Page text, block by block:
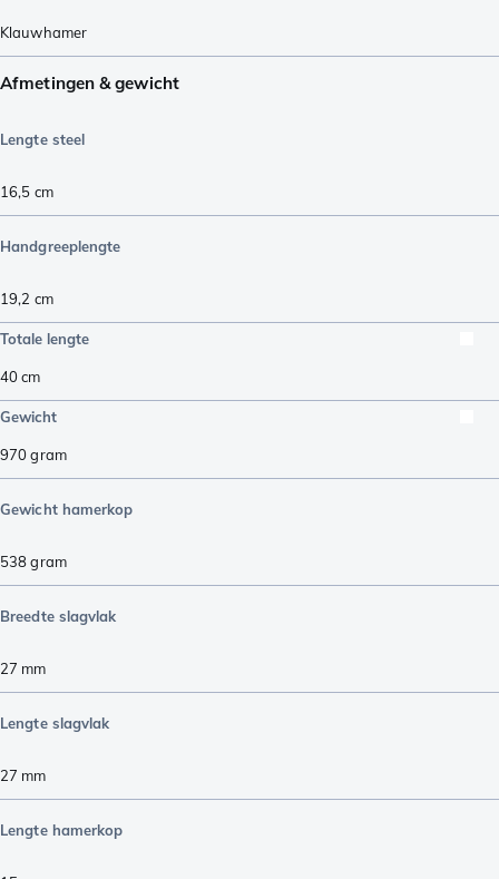
Klauwhamer
Afmetingen & gewicht
Lengte steel
16,5 cm
Handgreeplengte
19,2 cm
Totale lengte
40cm
Gewicht
970gram
Gewicht hamerkop
538gram
Breedte slagvlak
27 mm
Lengte slagvlak
27 mm
Lengte hamerkop